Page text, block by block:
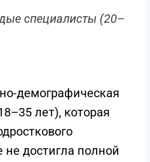
специалисты (20–
демографическая
лет), которая
не достигла полной